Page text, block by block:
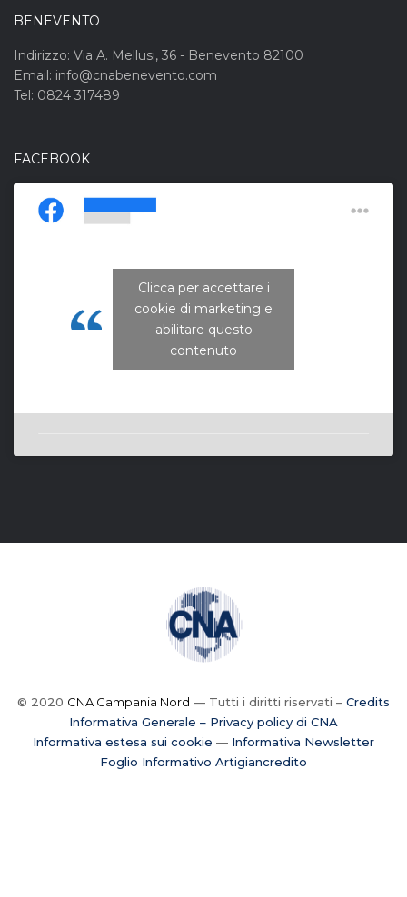
BENEVENTO
Indirizzo: Via A. Mellusi, 36 - Benevento 82100
Email: info@cnabenevento.com
Tel: 0824 317489
FACEBOOK
CNA Campania Nord
Clicca per accettare i
cookie di marketing e
abilitare questo
contenuto
© 2020 CNA Campania Nord — Tutti i diritti riservati – Credits
Informativa Generale – Privacy policy di CNA
Informativa estesa sui cookie — Informativa Newsletter
Foglio Informativo Artigiancredito